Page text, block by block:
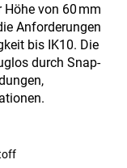
Höhe von 60 mm
Anforderungen
bis IK10. Die
durch Snap-